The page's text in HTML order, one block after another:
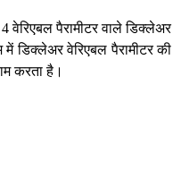
वेरिएबल पैरामीटर वाले डिक्लेअर
डिक्लेअर वेरिएबल पैरामीटर की
करता है।